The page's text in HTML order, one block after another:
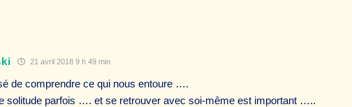
21 avril 2018 9 h 49 min
de comprendre ce qui nous entoure ….
solitude parfois …. et se retrouver avec soi-même est important …..